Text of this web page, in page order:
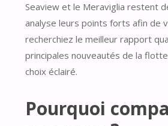
Seaview et le Meraviglia restent
analyse leurs points forts afin de
recherchiez le meilleur rapport
principales nouveautés de la
choix éclairé.
Pourquoi